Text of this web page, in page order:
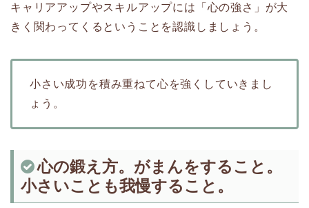
キャリアアップやスキルアップには「心の強さ」が大
きく関わってくるということを認識しましょう。
小さい成功を積み重ねて心を強くしていきまし
ょう。
心の鍛え方。がまんをすること。
小さいことも我慢すること。